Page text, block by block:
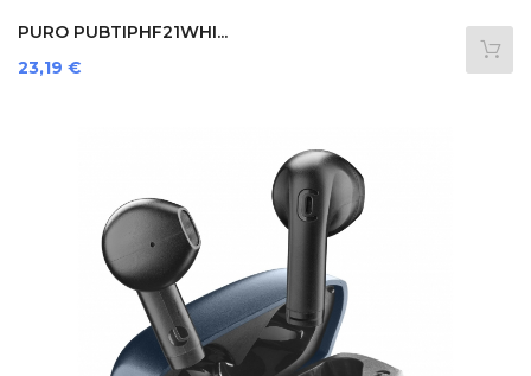
PURO PUBTIPHF21WHI...
Prezzo
23,19 €